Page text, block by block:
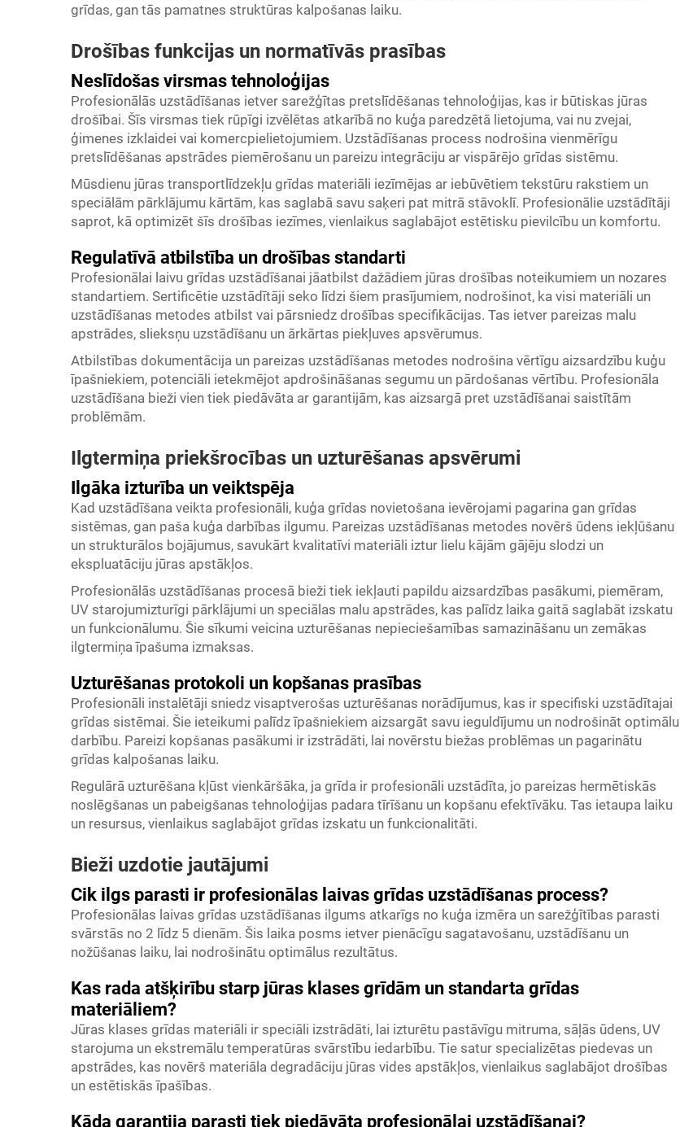
grīdas, gan tās pamatnes struktūras kalpošanas laiku.
Drošības funkcijas un normatīvās prasības
Neslīdošas virsmas tehnoloģijas
Profesionālās uzstādīšanas ietver sarežģītas pretslīdēšanas tehnoloģijas, kas ir būtiskas jūras
drošībai. Šīs virsmas tiek rūpīgi izvēlētas atkarībā no kuģa paredzētā lietojuma, vai nu zvejai,
ģimenes izklaidei vai komercpielietojumiem. Uzstādīšanas process nodrošina vienmērīgu
pretslīdēšanas apstrādes piemērošanu un pareizu integrāciju ar vispārējo grīdas sistēmu.
Mūsdienu jūras transportlīdzekļu grīdas materiāli iezīmējas ar iebūvētiem tekstūru rakstiem un
speciālām pārklājumu kārtām, kas saglabā savu saķeri pat mitrā stāvoklī. Profesionālie uzstādītāji
saprot, kā optimizēt šīs drošības iezīmes, vienlaikus saglabājot estētisku pievilcību un komfortu.
Regulatīvā atbilstība un drošības standarti
Profesionālai laivu grīdas uzstādīšanai jāatbilst dažādiem jūras drošības noteikumiem un nozares
standartiem. Sertificētie uzstādītāji seko līdzi šiem prasījumiem, nodrošinot, ka visi materiāli un
uzstādīšanas metodes atbilst vai pārsniedz drošības specifikācijas. Tas ietver pareizas malu
apstrādes, slieksņu uzstādīšanu un ārkārtas piekļuves apsvērumus.
Atbilstības dokumentācija un pareizas uzstādīšanas metodes nodrošina vērtīgu aizsardzību kuģu
īpašniekiem, potenciāli ietekmējot apdrošināšanas segumu un pārdošanas vērtību. Profesionāla
uzstādīšana bieži vien tiek piedāvāta ar garantijām, kas aizsargā pret uzstādīšanai saistītām
problēmām.
Ilgtermiņa priekšrocības un uzturēšanas apsvērumi
Ilgāka izturība un veiktspēja
Kad uzstādīšana veikta profesionāli, kuģa grīdas novietošana ievērojami pagarina gan grīdas
sistēmas, gan paša kuģa darbības ilgumu. Pareizas uzstādīšanas metodes novērš ūdens iekļūšanu
un strukturālos bojājumus, savukārt kvalitatīvi materiāli iztur lielu kājām gājēju slodzi un
ekspluatāciju jūras apstākļos.
Profesionālās uzstādīšanas procesā bieži tiek iekļauti papildu aizsardzības pasākumi, piemēram,
UV starojumizturīgi pārklājumi un speciālas malu apstrādes, kas palīdz laika gaitā saglabāt izskatu
un funkcionālumu. Šie sīkumi veicina uzturēšanas nepieciešamības samazināšanu un zemākas
ilgtermiņa īpašuma izmaksas.
Uzturēšanas protokoli un kopšanas prasības
Profesionāli instalētāji sniedz visaptverošas uzturēšanas norādījumus, kas ir specifiski uzstādītajai
grīdas sistēmai. Šie ieteikumi palīdz īpašniekiem aizsargāt savu ieguldījumu un nodrošināt optimālu
darbību. Pareizi kopšanas pasākumi ir izstrādāti, lai novērstu biežas problēmas un pagarinātu
grīdas kalpošanas laiku.
Regulārā uzturēšana kļūst vienkāršāka, ja grīda ir profesionāli uzstādīta, jo pareizas hermētiskās
noslēgšanas un pabeigšanas tehnoloģijas padara tīrīšanu un kopšanu efektīvāku. Tas ietaupa laiku
un resursus, vienlaikus saglabājot grīdas izskatu un funkcionalitāti.
Bieži uzdotie jautājumi
Cik ilgs parasti ir profesionālas laivas grīdas uzstādīšanas process?
Profesionālas laivas grīdas uzstādīšanas ilgums atkarīgs no kuģa izmēra un sarežģītības parasti
svārstās no 2 līdz 5 dienām. Šis laika posms ietver pienācīgu sagatavošanu, uzstādīšanu un
nožūšanas laiku, lai nodrošinātu optimālus rezultātus.
Kas rada atšķirību starp jūras klases grīdām un standarta grīdas
materiāliem?
Jūras klases grīdas materiāli ir speciāli izstrādāti, lai izturētu pastāvīgu mitruma, sāļās ūdens, UV
starojuma un ekstremālu temperatūras svārstību iedarbību. Tie satur specializētas piedevas un
apstrādes, kas novērš materiāla degradāciju jūras vides apstākļos, vienlaikus saglabājot drošības
un estētiskās īpašības.
Kāda garantija parasti tiek piedāvāta profesionālai uzstādīšanai?